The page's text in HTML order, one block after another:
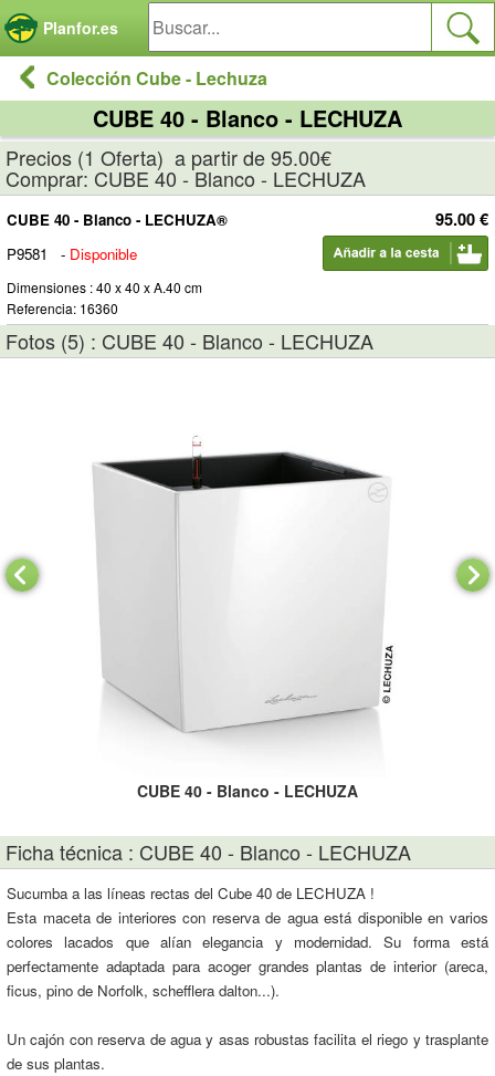
Planfor.es
Colección Cube - Lechuza
CUBE 40 - Blanco - LECHUZA
Precios (1 Oferta) a partir de 95.00€
Comprar: CUBE 40 - Blanco - LECHUZA
95.00 €
CUBE 40 - Blanco - LECHUZA®
P9581
- Disponible
Dimensiones : 40 x 40 x A.40 cm
Referencia: 16360
Fotos (5) : CUBE 40 - Blanco - LECHUZA
CUBE 40 - Blanco - LECHUZA
Ficha técnica : CUBE 40 - Blanco - LECHUZA
Sucumba a las líneas rectas del Cube 40 de LECHUZA !
Esta maceta de interiores con reserva de agua está disponible en varios
colores lacados que alían elegancia y modernidad. Su forma está
perfectamente adaptada para acoger grandes plantas de interior (areca,
ficus, pino de Norfolk, schefflera dalton...).
Un cajón con reserva de agua y asas robustas facilita el riego y trasplante
de sus plantas.
Panel de gestión de cookies